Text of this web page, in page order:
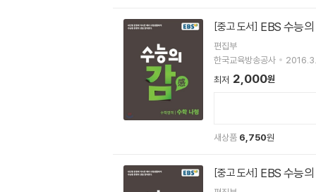
[중고 도서] EBS 수능
편집부
한국교육방송공사
최저 2,000원
새상품 6,750원
[중고 도서] EBS 수능